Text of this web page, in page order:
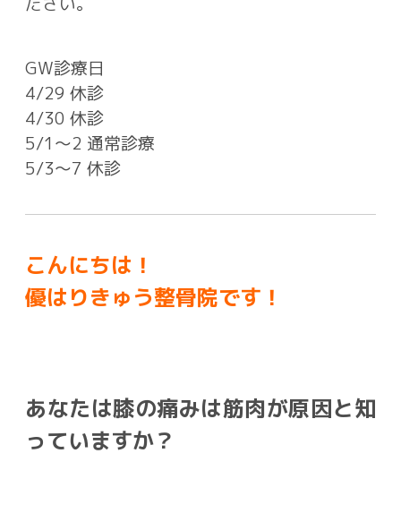
GW診療日
4/29 休診
4/30 休診
5/1〜2 通常診療
5/3〜7 休診
こんにちは！
優はりきゅう整骨院です！
あなたは膝の痛みは筋肉が原因と知
っていますか？